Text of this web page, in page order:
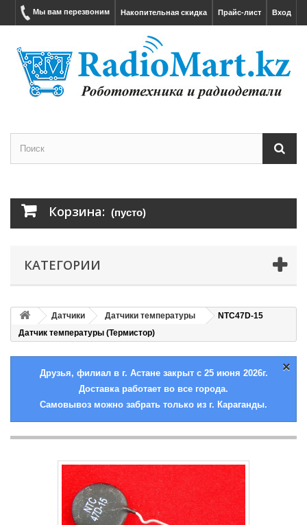
Вход
Прайс-лист
Накопительная скидка
Мы вам перезвоним
Корзина: (пусто)
КАТЕГОРИИ
Датчики Датчики температуры
NTC47D-15
Датчик температуры (Термистор)
×
Друзья, филиал в г. Астане закрыт с 25 июня 2026г.
Доставка работает во все города.
Самовывоз можно забрать только из г. Караганды.